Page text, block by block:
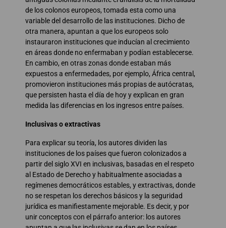
de los colonos europeos, tomada esta como una
variable del desarrollo de las instituciones. Dicho de
otra manera, apuntan a que los europeos solo
instauraron instituciones que inducían al crecimiento
en áreas donde no enfermaban y podían establecerse.
En cambio, en otras zonas donde estaban más
expuestos a enfermedades, por ejemplo, África central,
promovieron instituciones más propias de autócratas,
que persisten hasta el día de hoy y explican en gran
medida las diferencias en los ingresos entre países.
Inclusivas o extractivas
Para explicar su teoría, los autores dividen las
instituciones de los países que fueron colonizados a
partir del siglo XVI en inclusivas, basadas en el respeto
al Estado de Derecho y habitualmente asociadas a
regímenes democráticos estables, y extractivas, donde
no se respetan los derechos básicos y la seguridad
jurídica es manifiestamente mejorable. Es decir, y por
unir conceptos con el párrafo anterior: los autores